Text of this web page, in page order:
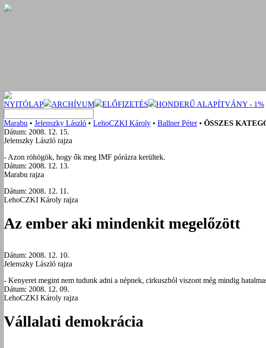
NYITÓLAP ARCHÍVUM ELŐFIZETÉS HONDERŰ ALAPÍTVÁNY - 1%
Marabu • Jelenszky László • LehoCZKI Károly • Ballner Péter• ÖSSZES
Dátum: 2008. 12. 15.
Jelenszky László rajza
- Azon röhögök, hogy ők meg IMF pórázra kerültek.
Dátum: 2008. 12. 13.
Marabu rajza
Dátum: 2008. 12. 11.
LehoCZKI Károly rajza
Az ember aki mindenkit megelőzött
Dátum: 2008. 12. 10.
Jelenszky László rajza
- Kenyeret megint nem tudunk adni a népnek, cirkuszból viszont még mindig
Dátum: 2008. 12. 09.
LehoCZKI Károly rajza
Vállalati demokrácia